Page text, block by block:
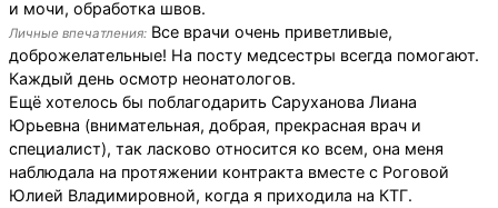
и мочи, обработка швов.
Личные впечатления: Все врачи очень приветливые,
доброжелательные! На посту медсестры всегда помогают.
Каждый день осмотр неонатологов.
Ещё хотелось бы поблагодарить Саруханова Лиана
Юрьевна (внимательная, добрая, прекрасная врач и
специалист), так ласково относится ко всем, она меня
наблюдала на протяжении контракта вместе с Роговой
Юлией Владимировной, когда я приходила на КТГ.